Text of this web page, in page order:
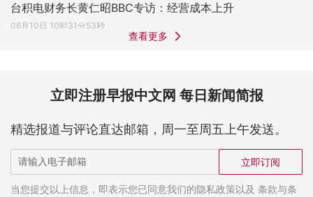
台积电财务长黄仁昭BBC专访：经营成本上升
06月10日 10时31分53秒
查看更多
立即注册早报中文网 每日新闻简报
精选报道与评论直达邮箱，周一至周五上午发送。
立即订阅
当您提交以上信息，即表示您已同意我们的隐私政策以及 条款与条